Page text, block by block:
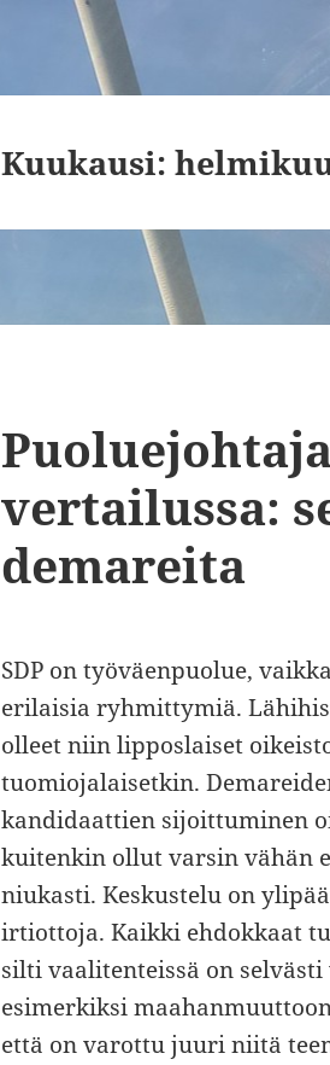
Kuukausi:
vertailussa:
demareita
SDP on työväenpuolue,
erilaisia ryhmittymiä.
olleet niin lipposlaiset
tuomiojalaisetkin.
kandidaattien sijoittuminen
kuitenkin ollut varsin vähän
niukasti. Keskustelu on
irtiottoja. Kaikki ehdokkaat
silti vaalitenteissä on
esimerkiksi
että on varottu juuri niitä